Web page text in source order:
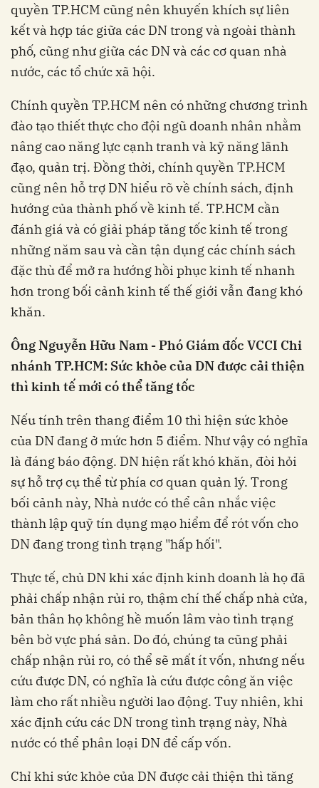
quyền TP.HCM cũng nên khuyến khích sự liên
kết và hợp tác giữa các DN trong và ngoài thành
phố, cũng như giữa các DN và các cơ quan nhà
nước, các tổ chức xã hội.
Chính quyền TP.HCM nên có những chương trình
đào tạo thiết thực cho đội ngũ doanh nhân nhằm
nâng cao năng lực cạnh tranh và kỹ năng lãnh
đạo, quản trị. Đồng thời, chính quyền TP.HCM
cũng nên hỗ trợ DN hiểu rõ về chính sách, định
hướng của thành phố về kinh tế. TP.HCM cần
đánh giá và có giải pháp tăng tốc kinh tế trong
những năm sau và cần tận dụng các chính sách
đặc thù để mở ra hướng hồi phục kinh tế nhanh
hơn trong bối cảnh kinh tế thế giới vẫn đang khó
khăn.
Ông Nguyễn Hữu Nam - Phó Giám đốc VCCI Chi
nhánh TP.HCM: Sức khỏe của DN được cải thiện
thì kinh tế mới có thể tăng tốc
Nếu tính trên thang điểm 10 thì hiện sức khỏe
của DN đang ở mức hơn 5 điểm. Như vậy có nghĩa
là đáng báo động. DN hiện rất khó khăn, đòi hỏi
sự hỗ trợ cụ thể từ phía cơ quan quản lý. Trong
bối cảnh này, Nhà nước có thể cân nhắc việc
thành lập quỹ tín dụng mạo hiểm để rót vốn cho
DN đang trong tình trạng "hấp hối".
Thực tế, chủ DN khi xác định kinh doanh là họ đã
phải chấp nhận rủi ro, thậm chí thế chấp nhà cửa,
bản thân họ không hề muốn lâm vào tình trạng
bên bờ vực phá sản. Do đó, chúng ta cũng phải
chấp nhận rủi ro, có thể sẽ mất ít vốn, nhưng nếu
cứu được DN, có nghĩa là cứu được công ăn việc
làm cho rất nhiều người lao động. Tuy nhiên, khi
xác định cứu các DN trong tình trạng này, Nhà
nước có thể phân loại DN để cấp vốn.
Chỉ khi sức khỏe của DN được cải thiện thì tăng